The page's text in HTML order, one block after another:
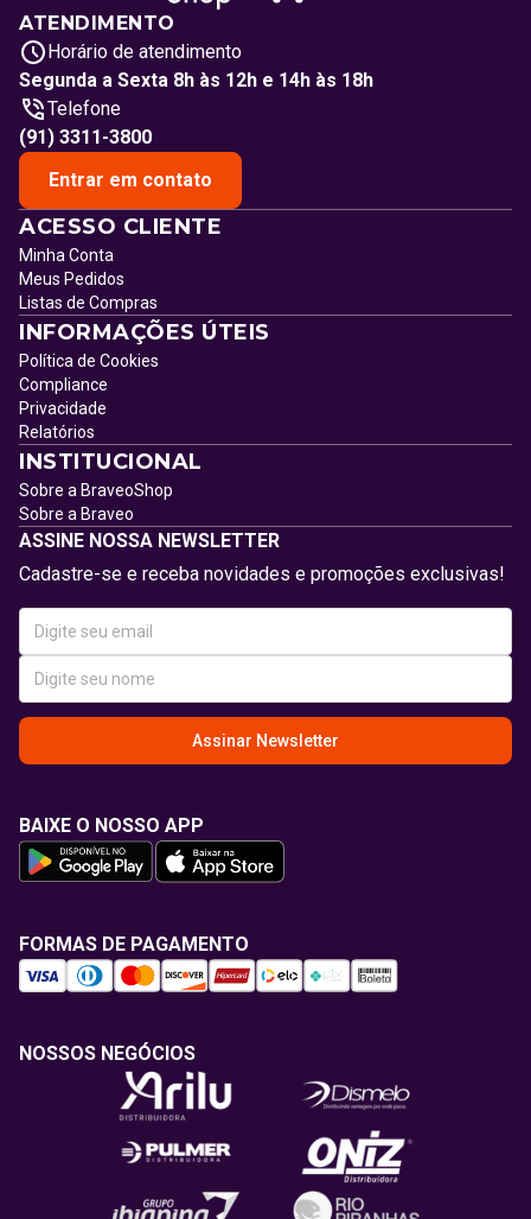
ATENDIMENTO
Horário de atendimento
Segunda a Sexta 8h às 12h e 14h às 18h
Telefone
(91) 3311-3800
Entrar em contato
ACESSO CLIENTE
Minha Conta
Meus Pedidos
Listas de Compras
INFORMAÇÕES ÚTEIS
Política de Cookies
Compliance
Privacidade
Relatórios
INSTITUCIONAL
Sobre a BraveoShop
Sobre a Braveo
ASSINE NOSSA NEWSLETTER
Cadastre-se e receba novidades e promoções exclusivas!
Assinar Newsletter
BAIXE O NOSSO APP
FORMAS DE PAGAMENTO
NOSSOS NEGÓCIOS